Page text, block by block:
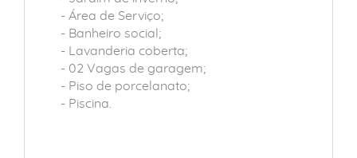
- Área de Serviço;
- Banheiro social;
- Lavanderia coberta;
- 02 Vagas de garagem;
- Piso de porcelanato;
- Piscina.